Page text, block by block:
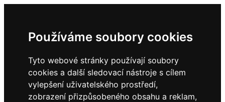
Používáme soubory cookies
Tyto webové stránky používají soubory
cookies a další sledovací nástroje s cílem
vylepšení uživatelského prostředí,
zobrazení přizpůsobeného obsahu a reklam,